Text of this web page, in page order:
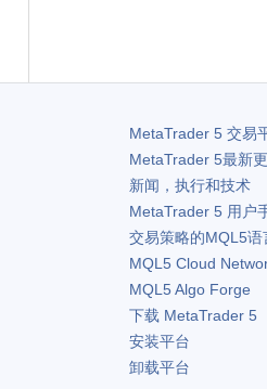
MetaTrader 5交易
MetaTrader 5最新
新闻，执行和技术
MetaTrader 5用户
交易策略的MQL5语
MQL5 Cloud
MQL5 Algo Forge
下载 MetaTrader 5
安装平台
卸载平台